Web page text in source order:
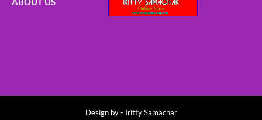
Design by - Iritty Samachar